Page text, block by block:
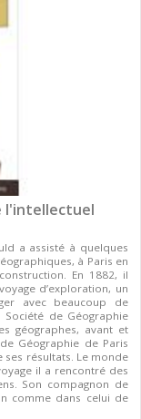
l'intellectuel
a assisté à quelques
à Paris en
En 1882, il
d’exploration, un
avec beaucoup de
de Géographie
géographes, avant et
Géographie de Paris
ses résultats. Le monde
il a rencontré des
Son compagnon de
comme dans celui de